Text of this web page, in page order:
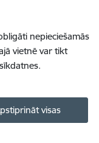
nepieciešamās
vietnē var tikt
visas